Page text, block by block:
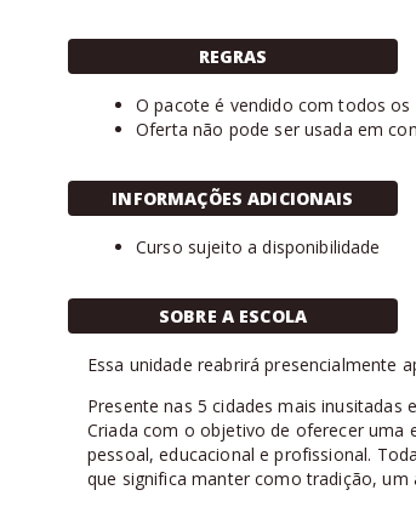
REGRAS
O pacote é vendido com todos
Oferta não pode ser usada em
INFORMAÇÕES ADICIONAIS
Curso sujeito a disponibilidade
SOBRE A ESCOLA
Essa unidade reabrirá presencialmente
Presente nas 5 cidades mais inusitadas
Criada com o objetivo de oferecer uma
pessoal, educacional e profissional.
que significa manter como tradição, um